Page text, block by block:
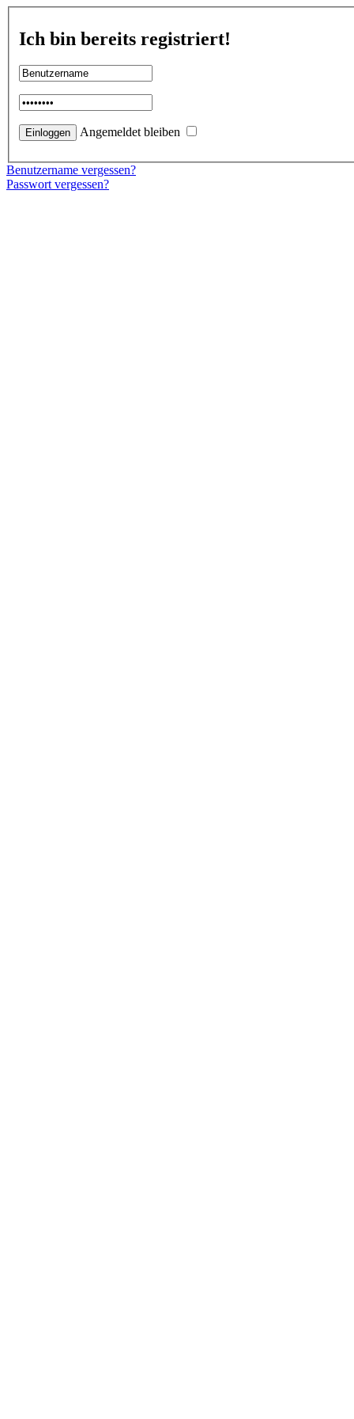
Ich bin bereits registriert!
Angemeldet bleiben
Benutzername vergessen?
Passwort vergessen?